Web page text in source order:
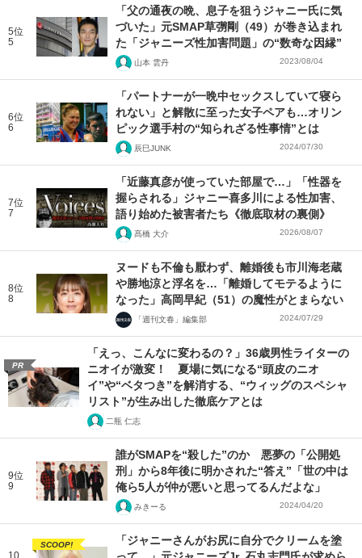
5位
5
「父の通夜の晩、息子を狙うジャニー氏に気
づいた」元SMAP草彅剛（49）が巻き込まれ
た「ジャニーズ性加害問題」の“数奇な因縁”
山本 雲丹 2023/08/04
6位
6
「パートナーが一晩中セックスしていて寝ら
れない」と解散に至った女子ペアも…オリン
ピック選手村の“知られざる性事情”とは
辰巳JUNK 2024/07/30
7位
7
「近藤真彦が使っていた部屋で…」「性器を
握らされる」ジャニー喜多川による性加害、
語り始めた被害者たち《徹底取材の裏側》
髙橋 大介 2026/08/07
8位
8
ヌードも不倫も厭わず、離婚後も市川海老蔵
や勝地涼と浮名を…「離婚してモテるように
なった」高岡早紀（51）の魔性がとまらない
「週刊文春」編集部 2024/07/29
PR
「えっ、こんなに変わるの？」36歳男性ライターの
ニオイが激変！ 夏場に気になる“頭皮のニオ
イ”や“ベタつき”を解消する、“ウィッグのスペシャ
リスト”が生み出した徹底ケアとは
二瓶 仁志
9位
9
誰がSMAPを“殺した”のか 悪夢の「公開処
刑」から8年後に明かされた“答え”「世の中は
俺ら5人が仲が悪いと思ってるんだよな」
みきーる 2024/04/20
SCOOP!
「ジャニーさんがお尻に自分でクリームを塗